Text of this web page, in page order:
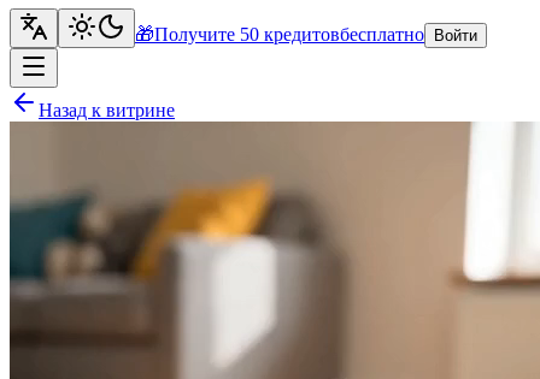
🎁Получите 50 кредитовбесплатно Войти
Назад к витрине